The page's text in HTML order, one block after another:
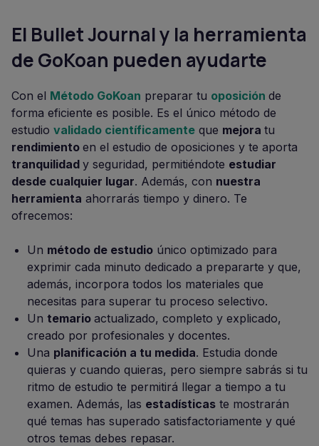
El Bullet Journal y la herramienta
de GoKoan pueden ayudarte
Con el Método GoKoan preparar tu oposición de
forma eficiente es posible. Es el único método de
estudio validado científicamente que mejora tu
rendimiento en el estudio de oposiciones y te aporta
tranquilidad y seguridad, permitiéndote estudiar
desde cualquier lugar. Además, con nuestra
herramienta ahorrarás tiempo y dinero. Te
ofrecemos:
Un método de estudio único optimizado para
exprimir cada minuto dedicado a prepararte y que,
además, incorpora todos los materiales que
necesitas para superar tu proceso selectivo.
Un temario actualizado, completo y explicado,
creado por profesionales y docentes.
Una planificación a tu medida. Estudia donde
quieras y cuando quieras, pero siempre sabrás si tu
ritmo de estudio te permitirá llegar a tiempo a tu
examen. Además, las estadísticas te mostrarán
qué temas has superado satisfactoriamente y qué
otros temas debes repasar.